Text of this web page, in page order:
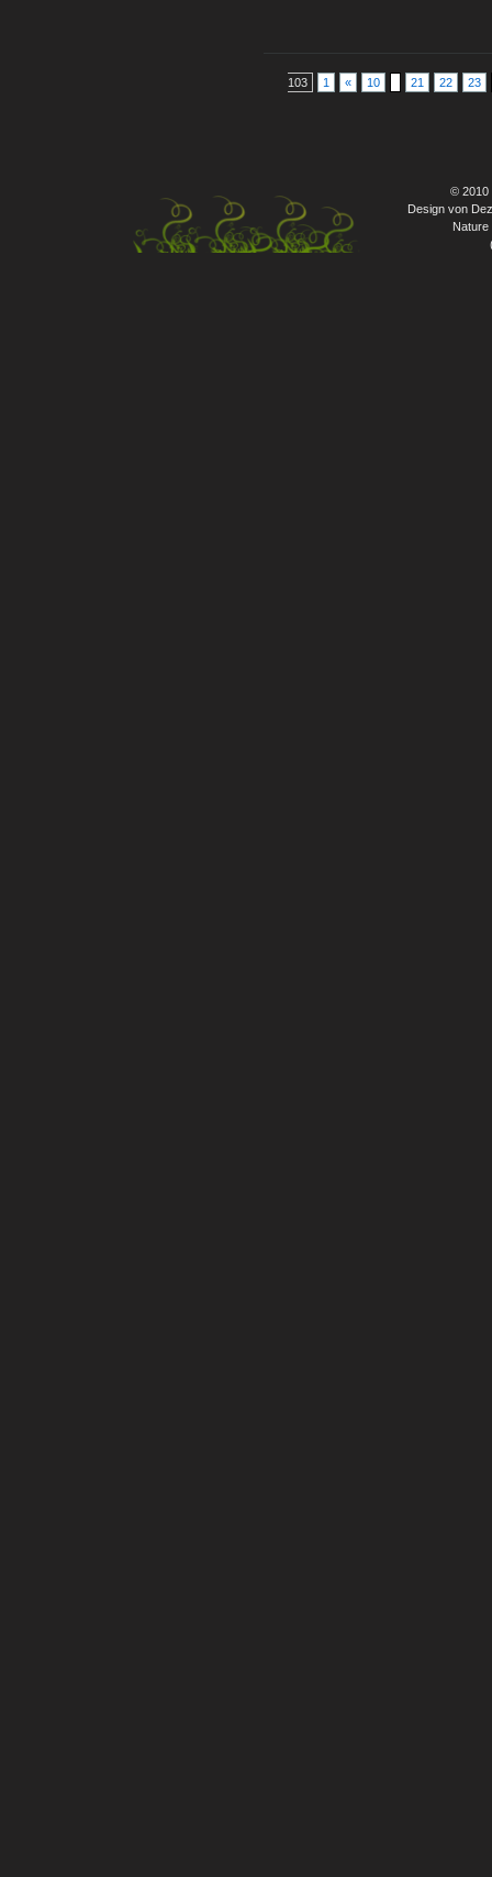
103 1 « 10 21 22 23
© 2010
Design von
Nature